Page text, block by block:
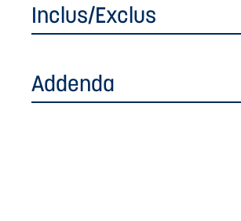
Inclus/Exclus
Addenda